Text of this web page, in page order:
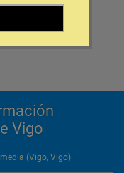
Vigo
(Vigo, Vigo)